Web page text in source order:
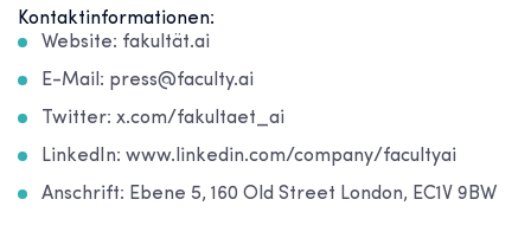
Kontaktinformationen:
Website: fakultät.ai
E-Mail: press@faculty.ai
Twitter: x.com/fakultaet_ai
LinkedIn: www.linkedin.com/company/facultyai
Anschrift: Ebene 5, 160 Old Street London, EC1V 9BW